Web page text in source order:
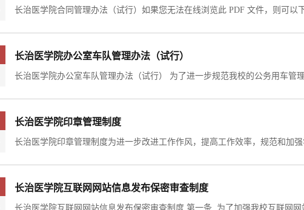
长治医学院办公室车队管理办法（试行）
长治医学院印章管理制度
长治医学院互联网网站信息发布保密审查制度